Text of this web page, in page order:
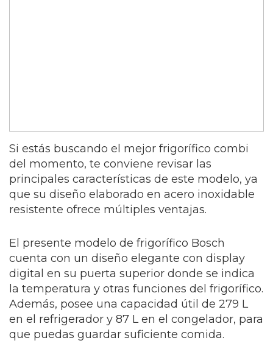
Si estás buscando el mejor frigorífico combi
del momento, te conviene revisar las
principales características de este modelo, ya
que su diseño elaborado en acero inoxidable
resistente ofrece múltiples ventajas.
El presente modelo de frigorífico Bosch
cuenta con un diseño elegante con display
digital en su puerta superior donde se indica
la temperatura y otras funciones del frigorífico.
Además, posee una capacidad útil de 279 L
en el refrigerador y 87 L en el congelador, para
que puedas guardar suficiente comida.